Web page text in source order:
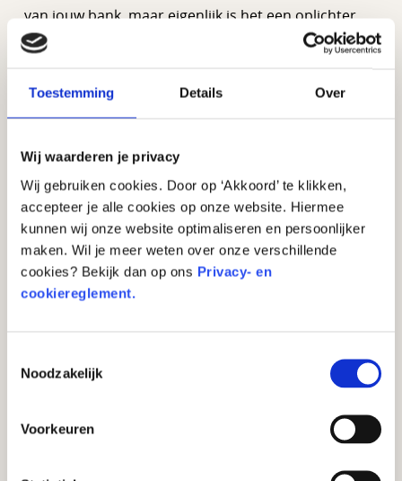
Toestemming Details Over
Wij waarderen je privacy
Wij gebruiken cookies. Door op ‘Akkoord’ te klikken,
accepteer je alle cookies op onze website. Hiermee
kunnen wij onze website optimaliseren en persoonlijker
maken. Wil je meer weten over onze verschillende
cookies? Bekijk dan op ons Privacy- en
cookiereglement.
Noodzakelijk
Voorkeuren
van jouw bank, maar eigenlijk is het een oplichter.
Dat is precies wat er gebeurt bij
mensen op en doen alsof er iets mis is met hun
bankrekening. Ze vertellen bijvoorbeeld dat er
geld snel naar een ‘veilige’ rekening moet worden
overgeboekt. Maar eigenlijk willen ze alleen maar
jouw geld stelen!
Het is superbelangrijk om te weten dat echte
medewerkers van de bank nooit zullen vragen om
een volwassene die je vertrouwt. Zo kunnen we
samen voorkomen dat mensen worden opgelicht!